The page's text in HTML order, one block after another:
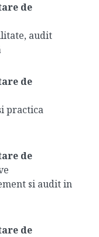
de
audit
de
practica
de
si audit in
de